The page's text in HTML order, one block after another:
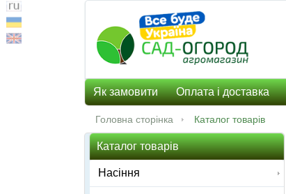
Як замовити Оплата і доставка
Головна сторінка Каталог товарів
Каталог товарів
Насіння